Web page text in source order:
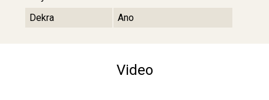
Dekra
Ano
Video